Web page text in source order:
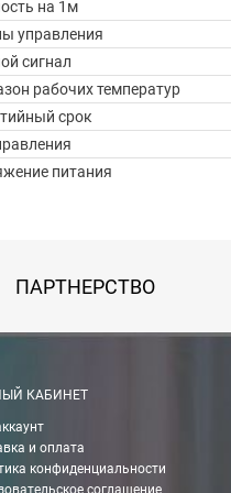
на 1м
управления
сигнал
рабочих температур
срок
питания
Петербурга.
ПАРТНЕРСТВО
КАБИНЕТ
и оплата
конфиденциальности
соглашение